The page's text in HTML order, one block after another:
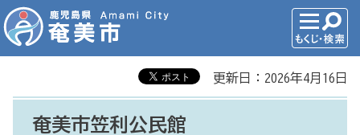
更新日：2026年4月16日
奄美市笠利公民館